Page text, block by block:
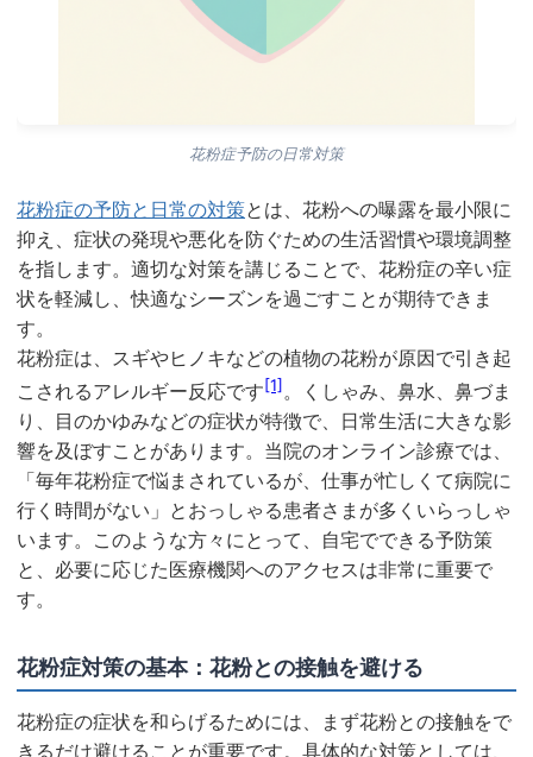
花粉症予防の日常対策
花粉症の予防と日常の対策とは、花粉への曝露を最小限に
抑え、症状の発現や悪化を防ぐための生活習慣や環境調整
を指します。適切な対策を講じることで、花粉症の辛い症
状を軽減し、快適なシーズンを過ごすことが期待できま
す。
花粉症は、スギやヒノキなどの植物の花粉が原因で引き起
こされるアレルギー反応です[1] 。くしゃみ、鼻水、鼻づま
り、目のかゆみなどの症状が特徴で、日常生活に大きな影
響を及ぼすことがあります。当院のオンライン診療では、
「毎年花粉症で悩まされているが、仕事が忙しくて病院に
行く時間がない」とおっしゃる患者さまが多くいらっしゃ
います。このような方々にとって、自宅でできる予防策
と、必要に応じた医療機関へのアクセスは非常に重要で
す。
花粉症対策の基本：花粉との接触を避ける
花粉症の症状を和らげるためには、まず花粉との接触をで
きるだけ避けることが重要です。具体的な対策としては、